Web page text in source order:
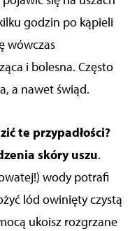
godzin po kąpieli
wówczas
i bolesna. Często
a nawet świąd.
te przypadłości?
skóry uszu.
wody potrafi
lód owinięty czystą
ukoisz rozgrzane